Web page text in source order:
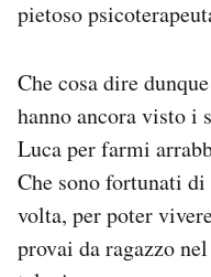
pietoso
Che cosa dire
hanno ancora visto i
Luca per farmi
Che sono fortunati
volta, per poter
provai da ragazzo